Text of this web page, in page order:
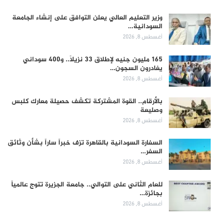
وزير التعليم العالي يعلن التوافق على إنشاء الجامعة
السودانية…
أغسطس 8, 2026
165 مليون جنيه لإطلاق 33 نزيلاً.. و400 سوداني
يغادرون السجون…
أغسطس 8, 2026
بالأرقام.. القوة المشتركة تكشف حصيلة معارك كلبس
وصليعة
أغسطس 8, 2026
السفارة السودانية بالقاهرة تزف خبراً ساراً بشأن وثائق
السفر…
أغسطس 8, 2026
للعام الثاني على التوالي.. جامعة الجزيرة تتوج عالمياً
بجائزة…
أغسطس 8, 2026